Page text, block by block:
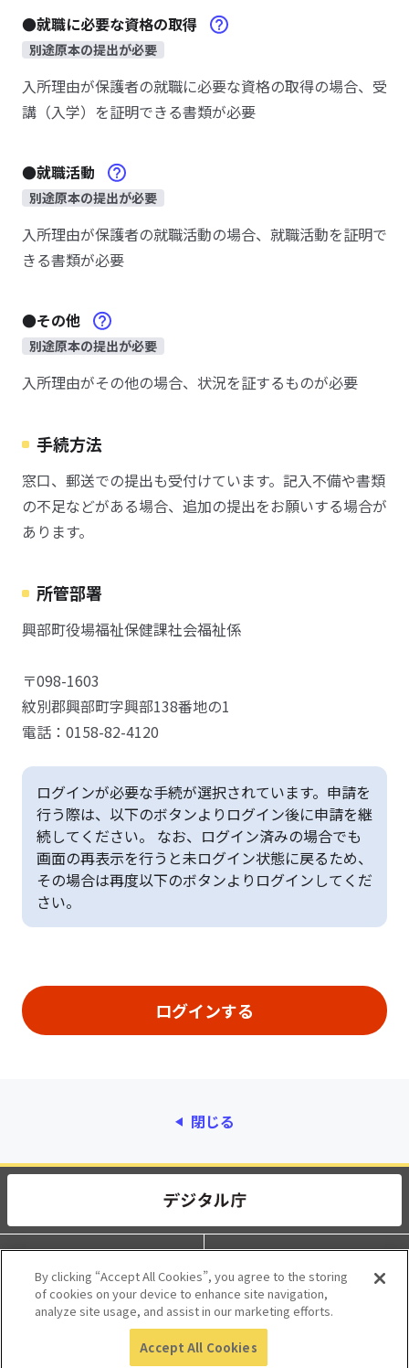
●就職に必要な資格の取得
別途原本の提出が必要
入所理由が保護者の就職に必要な資格の取得の場合、受
講（入学）を証明できる書類が必要
●就職活動
別途原本の提出が必要
入所理由が保護者の就職活動の場合、就職活動を証明で
きる書類が必要
●その他
別途原本の提出が必要
入所理由がその他の場合、状況を証するものが必要
手続方法
窓口、郵送での提出も受付けています。記入不備や書類
の不足などがある場合、追加の提出をお願いする場合が
あります。
所管部署
興部町役場福祉保健課社会福祉係
〒098-1603
紋別郡興部町字興部138番地の1
電話：0158-82-4120
ログインが必要な手続が選択されています。申請を
行う際は、以下のボタンよりログイン後に申請を継
続してください。 なお、ログイン済みの場合でも
画面の再表示を行うと未ログイン状態に戻るため、
その場合は再度以下のボタンよりログインしてくだ
さい。
閉じる
動作環境 個人情報保護
利用規約 アクセシビリティ
© 2017 Digital Agency, Government of Japan.
By clicking “Accept All Cookies”, you agree to the storing
of cookies on your device to enhance site navigation,
analyze site usage, and assist in our marketing efforts.
Accept All Cookies